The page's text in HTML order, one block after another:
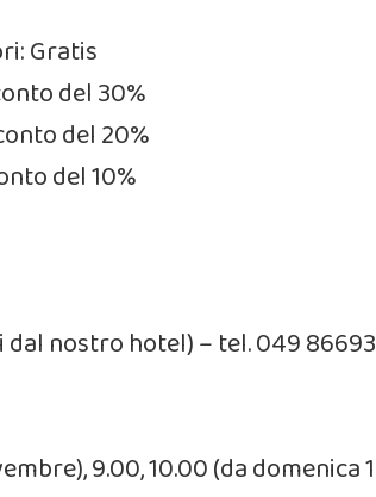
Gratis
del 30%
del 20%
del 10%
dal nostro hotel) – tel. 049
9.00, 10.00 (da